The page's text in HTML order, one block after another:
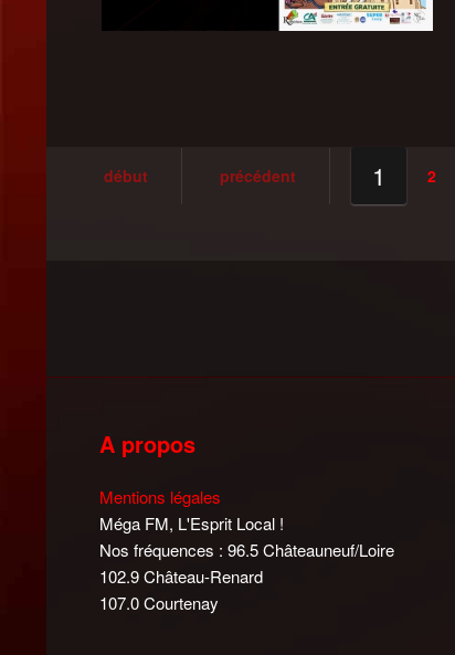
début précédent 1 2
A propos
Mentions légales
Méga FM, L'Esprit Local !
Nos fréquences : 96.5 Châteauneuf/Loire
102.9 Château-Renard
107.0 Courtenay